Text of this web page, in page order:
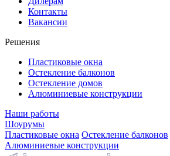
Контакты
Вакансии
Решения
Пластиковые окна
Остекление балконов
Остекление домов
Алюминиевые конструкции
Наши работы
Шоурумы
Пластиковые окна Остекление балконов
Алюминиевые конструкции